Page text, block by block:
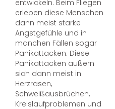
entwickeln. Beim Fliegen
erleben diese Menschen
dann meist starke
Angstgefühle und in
manchen Fällen sogar
Panikattacken. Diese
Panikattacken äußern
sich dann meist in
Herzrasen,
Schweißausbrüchen,
Kreislaufproblemen und